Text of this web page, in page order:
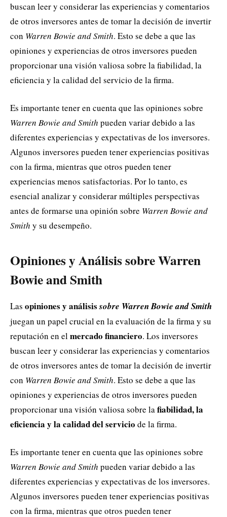
buscan leer y considerar las experiencias y comentarios
de otros inversores antes de tomar la decisión de invertir
con Warren Bowie and Smith. Esto se debe a que las
opiniones y experiencias de otros inversores pueden
proporcionar una visión valiosa sobre la fiabilidad, la
eficiencia y la calidad del servicio de la firma.
Es importante tener en cuenta que las opiniones sobre
Warren Bowie and Smith pueden variar debido a las
diferentes experiencias y expectativas de los inversores.
Algunos inversores pueden tener experiencias positivas
con la firma, mientras que otros pueden tener
experiencias menos satisfactorias. Por lo tanto, es
esencial analizar y considerar múltiples perspectivas
antes de formarse una opinión sobre Warren Bowie and
Smith y su desempeño.
Opiniones y Análisis sobre Warren
Bowie and Smith
Las opiniones y análisis sobre Warren Bowie and Smith
juegan un papel crucial en la evaluación de la firma y su
reputación en elmercado financiero. Los inversores
buscan leer y considerar las experiencias y comentarios
de otros inversores antes de tomar la decisión de invertir
con Warren Bowie and Smith. Esto se debe a que las
opiniones y experiencias de otros inversores pueden
proporcionar una visión valiosa sobre lafiabilidad, la
eficiencia y la calidad del servicio de la firma.
Es importante tener en cuenta que las opiniones sobre
Warren Bowie and Smith pueden variar debido a las
diferentes experiencias y expectativas de los inversores.
Algunos inversores pueden tener experiencias positivas
con la firma, mientras que otros pueden tener